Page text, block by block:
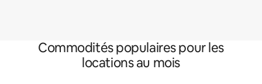
Commodités populaires pour les
locations au mois